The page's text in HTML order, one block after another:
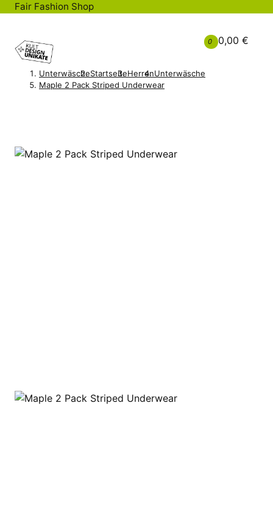
Fair Fashion Shop
0 0,00 €
UnterwäscheStartseiteHerrenUnterwäsche
Maple 2 Pack Striped Underwear